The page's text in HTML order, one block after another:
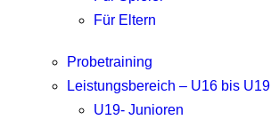
Für Eltern
Probetraining
Leistungsbereich – U16 bis U19
U19- Junioren